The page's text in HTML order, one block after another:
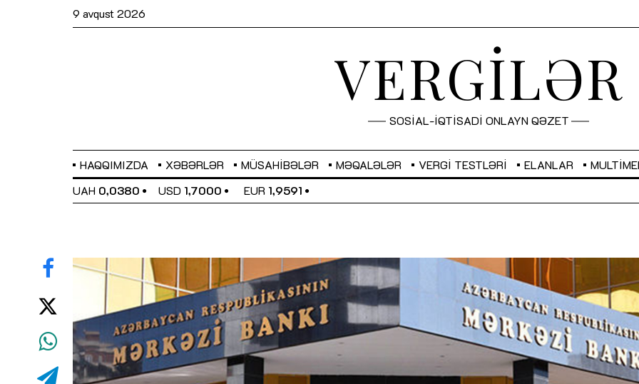
9 avqust 2026
VERGİLƏR
SOSİAL-İQTİSADİ ONLAYN QƏZET
HAQQIMIZDA XƏBƏRLƏR MÜSAHIBƏLƏR MƏQALƏLƏR VERGI TESTLƏRI ELANLAR
UAH 0,0380 USD 1,7000 EUR 1,9591
Sahibkarlıq fəaliyyəti üçün inklüziv
imkanlar yaradan vergi təşviqləri
MƏQALƏ
Dünya iqtisadiyyatında vergi
siyasətinin imperativləri
MƏQALƏ
Əvəz Quliyev: “Yumşaq keçid
“Düzgün
real iş və sistemli fəaliyyət
MÜSAHİBƏ
Nicat İmanov: "Vergi
dəyişikliklər sahibkarlıq
yaxşılaşdırılmasına
MÜSAHİBƏ